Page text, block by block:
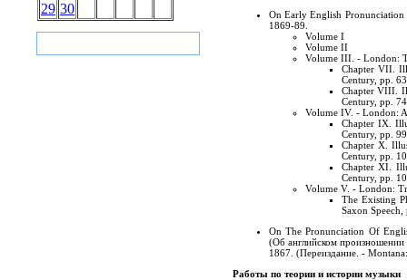
29 30
On Early English
1869-89.
Volume I
Volume II
Volume III. - London:
Chapter VII.
Century, pp.
Chapter VIII.
Century, pp.
Volume IV. - London:
Chapter IX.
Century, pp.
Chapter X.
Century, pp.
Chapter XI.
Century, pp.
Volume V. - London:
The Existing
Saxon
On The Pronunciation Of
(Об английском
1867. (Переиздание. -
Работы по теории и истории музыки